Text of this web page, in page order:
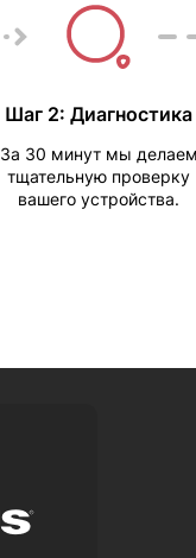
Шаг 2: Диагностика
За 30 минут мы
тщательную проверку
вашего устройства.